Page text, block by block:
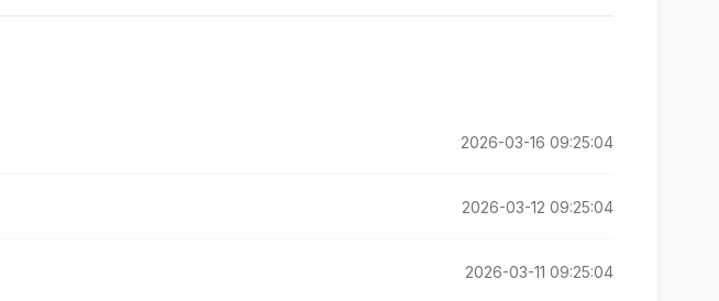
2026-03-16 09:25:04
2026-03-12 09:25:04
2026-03-11 09:25:04